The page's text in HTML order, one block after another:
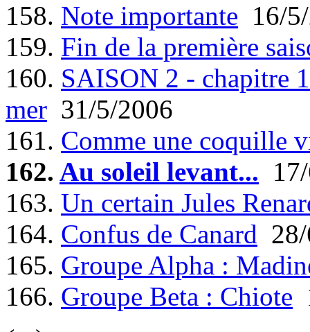
158. Note importante 16/
159. Fin de la première
160. SAISON 2 - chapitre
mer 31/5/2006
161. Comme une coquille
162. Au soleil levant...
163. Un certain Jules
164. Confus de Canard
165. Groupe Alpha :
166. Groupe Beta : Chiote